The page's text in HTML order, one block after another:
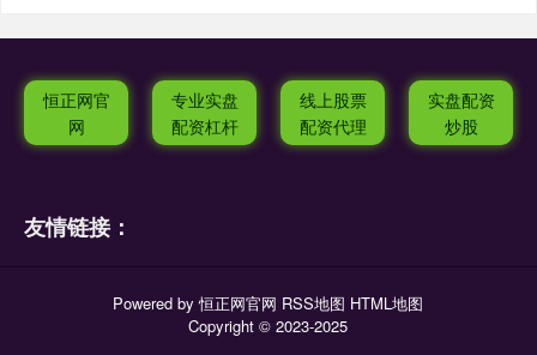
恒正网官
网
专业实盘
配资杠杆
线上股票
配资代理
实盘配资
炒股
友情链接：
Powered by恒正网官网 RSS地图 HTML地图
Copyright© 2023-2025